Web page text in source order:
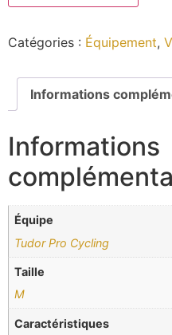
Catégories : Équipement,
Informations
Informations
Équipe
Tudor Pro Cycling
Taille
M
Caractéristiques